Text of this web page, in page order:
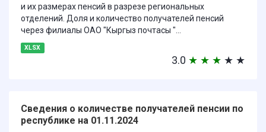
и их размерах пенсий в разрезе региональных
отделений. Доля и количество получателей пенсий
через филиалы ОАО "Кыргыз почтасы "...
XLSX
3.0 ★ ★ ★ ★ ★
Сведения о количестве получателей пенсии по
республике на 01.11.2024